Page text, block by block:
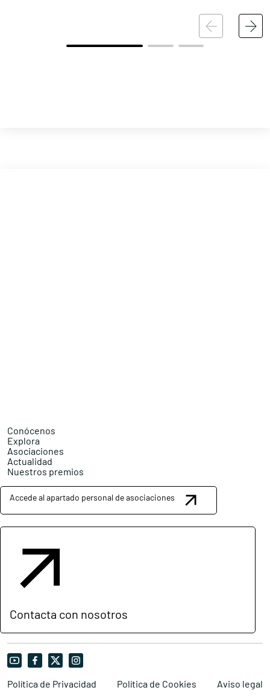
Conócenos
Explora
Asociaciones
Actualidad
Nuestros premios
Accede al apartado personal de asociaciones
Contacta con nosotros
Política de Privacidad Política de Cookies Aviso legal